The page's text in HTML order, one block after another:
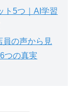
ト5つ｜AI学習
員の声から見
つの真実